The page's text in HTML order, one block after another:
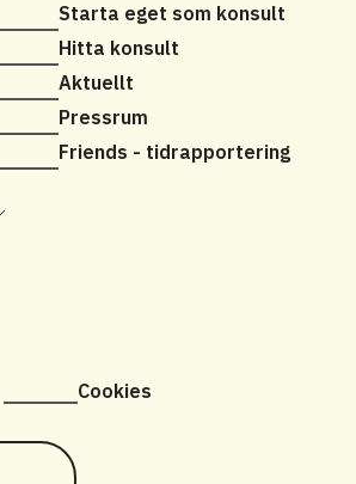
Starta eget som konsult
Hitta konsult
Aktuellt
Pressrum
Friends - tidrapportering
Cookies